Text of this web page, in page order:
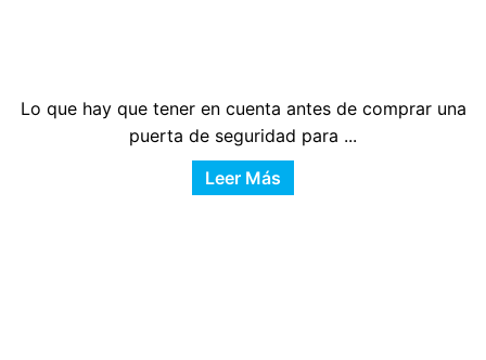
Lo que hay que tener en cuenta antes de comprar una
puerta de seguridad para ...
Leer Más